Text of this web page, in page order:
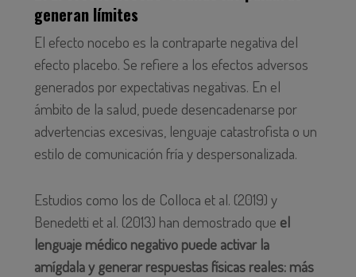
generan límites
El efecto nocebo es la contraparte negativa del
efecto placebo. Se refiere a los efectos adversos
generados por expectativas negativas. En el
ámbito de la salud, puede desencadenarse por
advertencias excesivas, lenguaje catastrofista o un
estilo de comunicación fría y despersonalizada.
Estudios como los de Colloca et al. (2019) y
Benedetti et al. (2013) han demostrado que el
lenguaje médico negativo puede activar la
amígdala y generar respuestas físicas reales: más